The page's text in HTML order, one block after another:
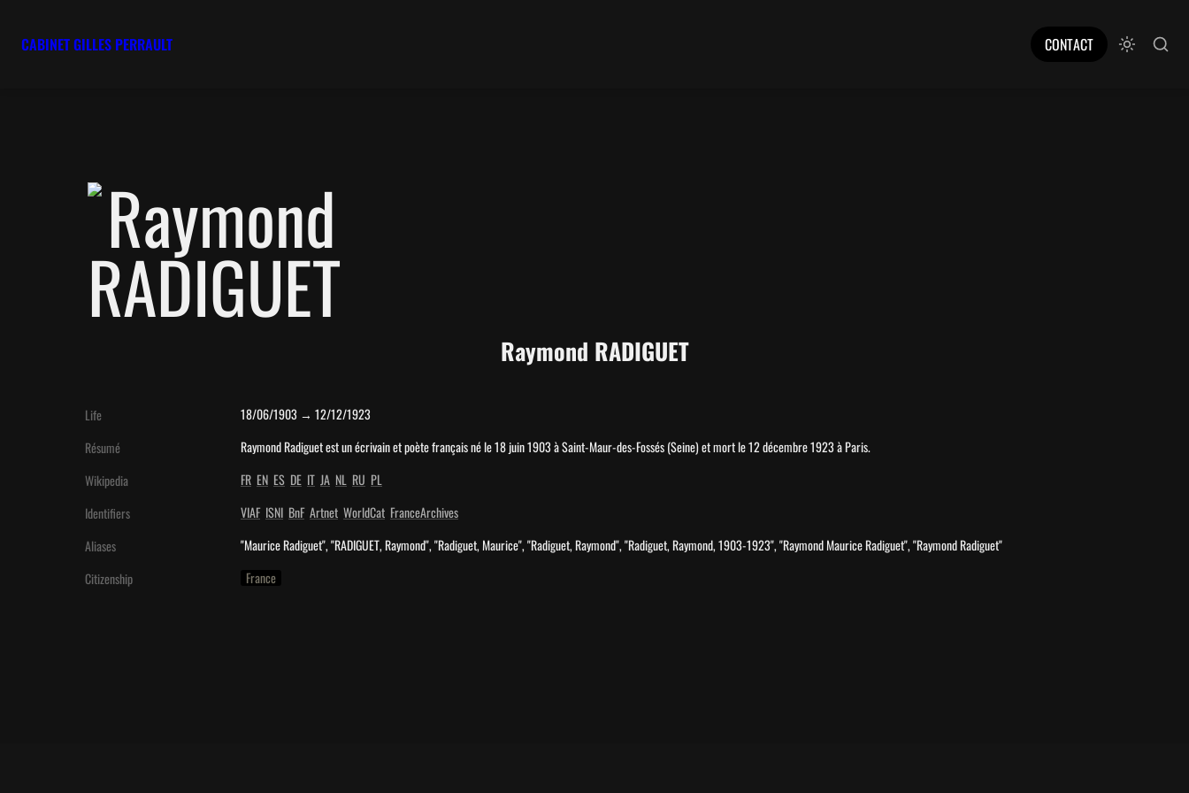
CABINET GILLES PERRAULT CONTACT
Raymond RADIGUET
Life
18/06/1903 → 12/12/1923
Résumé
Raymond Radiguet est un écrivain et poète français né le 18 juin 1903 à Saint-Maur-des-Fossés (Seine) et mort le 12 décembre 1923 à Paris.
Wikipedia
FR EN ES DE IT JA NL RU PL
Identifiers
VIAF ISNI BnF Artnet WorldCat FranceArchives
Aliases
"Maurice Radiguet", "RADIGUET, Raymond", "Radiguet, Maurice", "Radiguet, Raymond", "Radiguet, Raymond, 1903-1923", "Raymond Maurice Radiguet", "Raymond Radiguet"
Citizenship
France